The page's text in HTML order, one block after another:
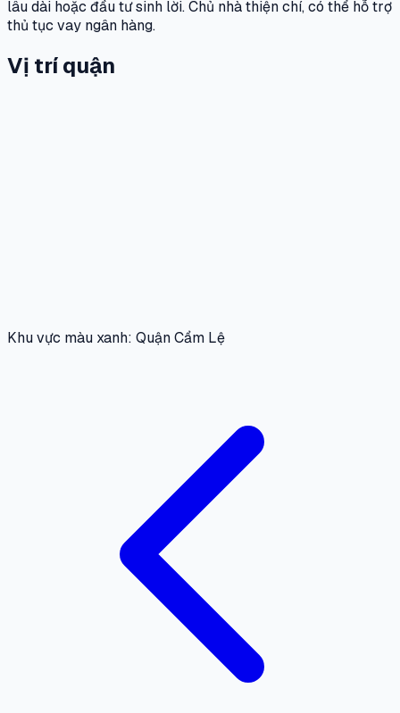
lâu dài hoặc đầu tư sinh lời. Chủ nhà thiện chí, có thể hỗ trợ
thủ tục vay ngân hàng.
Vị trí quận
Khu vực màu xanh: Quận Cẩm Lệ